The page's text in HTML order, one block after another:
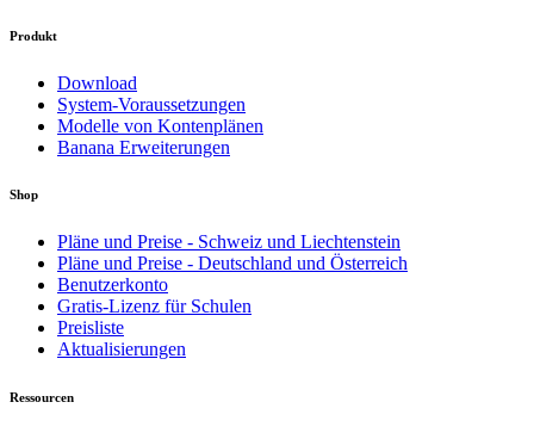
Produkt
Download
System-Voraussetzungen
Modelle von Kontenplänen
Banana Erweiterungen
Shop
Pläne und Preise - Schweiz und Liechtenstein
Pläne und Preise - Deutschland und Österreich
Benutzerkonto
Gratis-Lizenz für Schulen
Preisliste
Aktualisierungen
Ressourcen